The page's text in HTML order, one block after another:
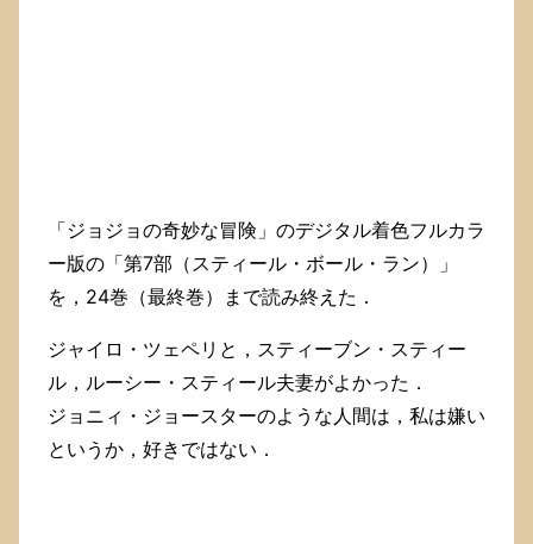
「ジョジョの奇妙な冒険」のデジタル着色フルカラ
ー版の「第7部（スティール・ボール・ラン）」
を，24巻（最終巻）まで読み終えた．
ジャイロ・ツェペリと，スティーブン・スティー
ル，ルーシー・スティール夫妻がよかった．
ジョニィ・ジョースターのような人間は，私は嫌い
というか，好きではない．